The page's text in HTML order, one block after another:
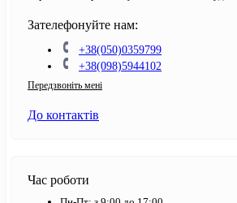
Зателефонуйте нам:
+38(050)0359799
+38(098)5944102
Передзвоніть мені
До контактів
Час роботи